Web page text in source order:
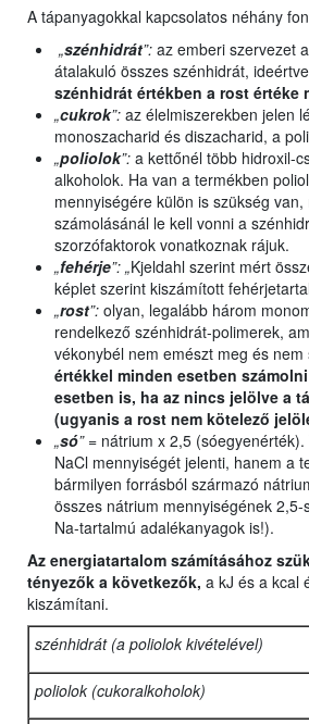
A tápanyagokkal kapcsolatos néhány
„szénhidrát”: az emberi szervezet
átalakuló összes szénhidrát,
szénhidrát értékben a rost értéke
„cukrok”: az élelmiszerekben jelen
monoszacharid és diszacharid, a
„poliolok”: a kettőnél több hidroxil-
alkoholok. Ha van a termékben
mennyiségére külön is szükség
számolásánál le kell vonni a
szorzófaktorok vonatkoznak rájuk.
„fehérje”: „Kjeldahl szerint mért
képlet szerint kiszámított
„rost”: olyan, legalább három
rendelkező szénhidrát-polimerek,
vékonybél nem emészt meg és nem
értékkel minden esetben
esetben is, ha az nincs jelölve a
(ugyanis a rost nem kötelező
„só” = nátrium x 2,5
NaCl mennyiségét jelenti, hanem a
bármilyen forrásból származó
összes nátrium mennyiségének
Na-tartalmú adalékanyagok is!).
Az energiatartalom számításához
tényezők a következők, a kJ és a kcal
kiszámítani.
szénhidrát (a poliolok kivételével)
poliolok (cukoralkoholok)